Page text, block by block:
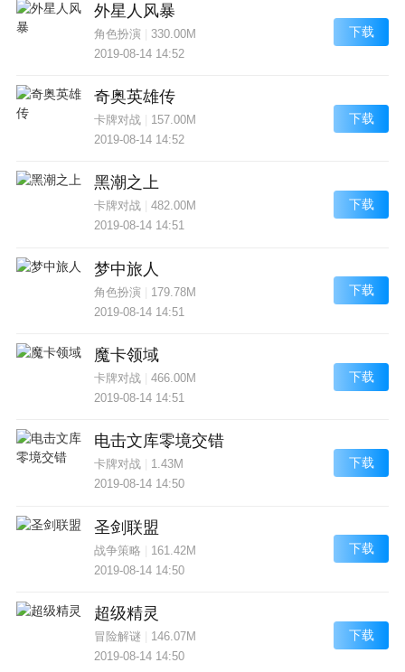
外星人风暴
角色扮演| 330.00M
2019-08-14 14:52
下载
奇奥英雄传
卡牌对战| 157.00M
2019-08-14 14:52
下载
黑潮之上
卡牌对战| 482.00M
2019-08-14 14:51
下载
梦中旅人
角色扮演| 179.78M
2019-08-14 14:51
下载
魔卡领域
卡牌对战| 466.00M
2019-08-14 14:51
下载
电击文库零境交错
卡牌对战| 1.43M
2019-08-14 14:50
下载
圣剑联盟
战争策略
161.42M
2019-08-14 14:50
下载
超级精灵
冒险解谜| 146.07M
2019-08-14 14:50
下载